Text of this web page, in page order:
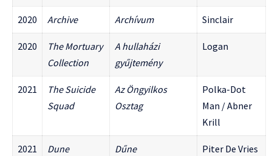
2020 Archive Archívum Sinclair
2020
The Mortuary
Collection
A hullaházi
gyűjtemény
Logan
2021
The Suicide
Squad
Az Öngyilkos
Osztag
Polka-Dot
Man / Abner
Krill
2021 Dune Dűne Piter De Vries